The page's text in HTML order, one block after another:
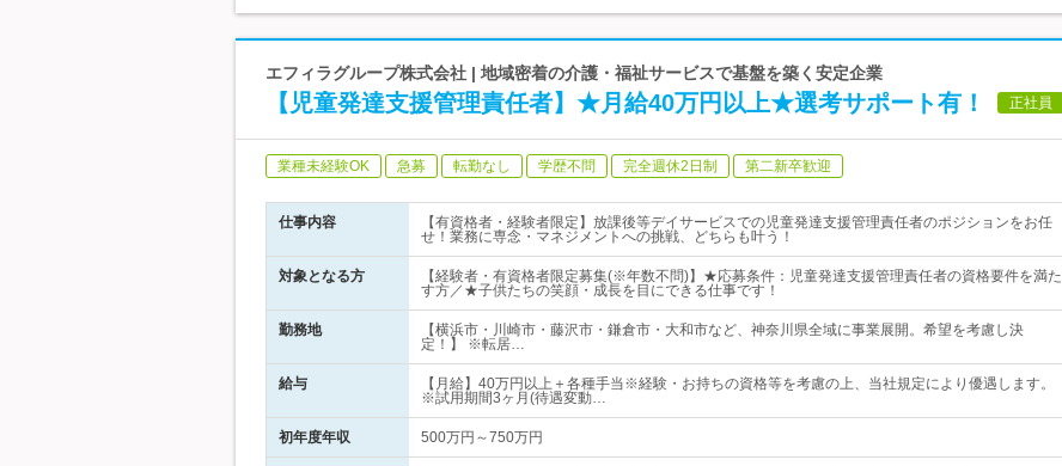
エフィラグループ株式会社 | 地域密着の介護・福祉サービスで基盤を築く安定企業
【児童発達支援管理責任者】★月給40万円以上★選考サポート有！ 正社員
業種未経験OK 急募 転勤なし 学歴不問 完全週休2日制 第二新卒歓迎
仕事内容
【有資格者・経験者限定】放課後等デイサービスでの児童発達支援管理責任者のポジションをお任
せ！業務に専念・マネジメントへの挑戦、どちらも叶う！
対象となる方
【経験者・有資格者限定募集(※年数不問)】★応募条件：児童発達支援管理責任者の資格要件を満た
す方／★子供たちの笑顔・成長を目にできる仕事です！
勤務地
【横浜市・川崎市・藤沢市・鎌倉市・大和市など、神奈川県全域に事業展開。希望を考慮し決
定！】 ※転居…
給与
【月給】40万円以上＋各種手当※経験・お持ちの資格等を考慮の上、当社規定により優遇します。
※試用期間3ヶ月(待遇変動…
初年度年収 500万円～750万円